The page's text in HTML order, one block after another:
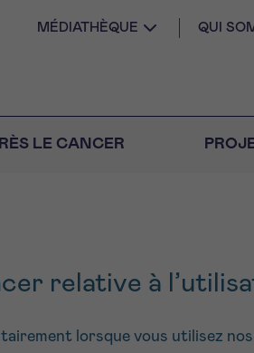
MÉDIATHÈQUE QUI
LE CANCER
relative à
lorsque vous utilisez